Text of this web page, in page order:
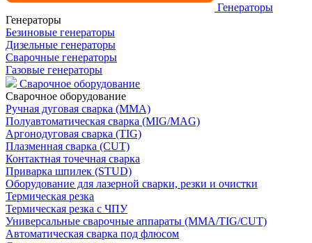
Генераторы
Генераторы
Безиновые генераторы
Дизельные генераторы
Сварочные генераторы
Газовые генераторы
Сварочное оборудование
Сварочное оборудование
Ручная дуговая сварка (MMA)
Полуавтоматическая сварка (MIG/MAG)
Аргонодуговая сварка (TIG)
Плазменная сварка (CUT)
Контактная точечная сварка
Приварка шпилек (STUD)
Оборудование для лазерной сварки, резки и очистки
Термическая резка
Термическая резка с ЧПУ
Универсальные сварочные аппараты (MMA/TIG/CUT)
Автоматическая сварка под флюсом